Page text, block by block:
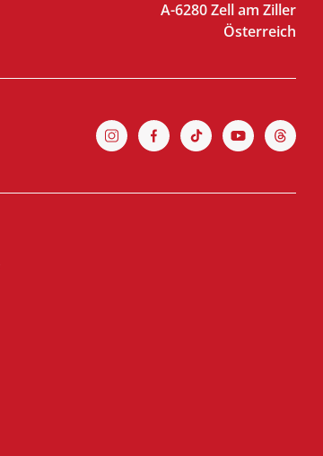
A-6280 Zell am Ziller
Österreich